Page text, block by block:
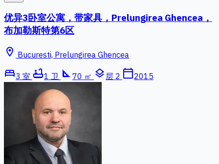
优异3卧室公寓，带家具，Prelungirea Ghencea，
布加勒斯特第6区
location_on Bucuresti, Prelungirea Ghencea
bed3 室 bathtub1 卫 square_foot 70 ㎡ layers 层 2 calendar_today2015